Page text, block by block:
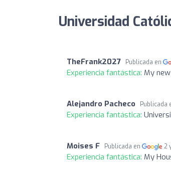
Universidad
TheFrank2027 Publicada en
Experiencia fantástica: My
Alejandro Pacheco Publicada
Experiencia fantástica:
Moises F Publicada en 2
Experiencia fantástica: My